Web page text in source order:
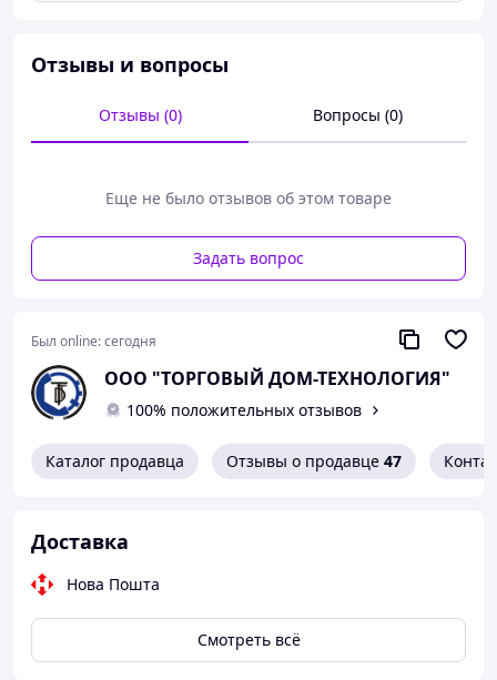
Отзывы и вопросы
Отзывы (0) Вопросы (0)
Еще не было отзывов об этом товаре
Задать вопрос
Был online:сегодня
ООО "ТОРГОВЫЙ ДОМ-ТЕХНОЛОГИЯ"
100% положительных отзывов
Каталог продавца Отзывы о продавце 47
Доставка
Нова Пошта
Смотреть всё